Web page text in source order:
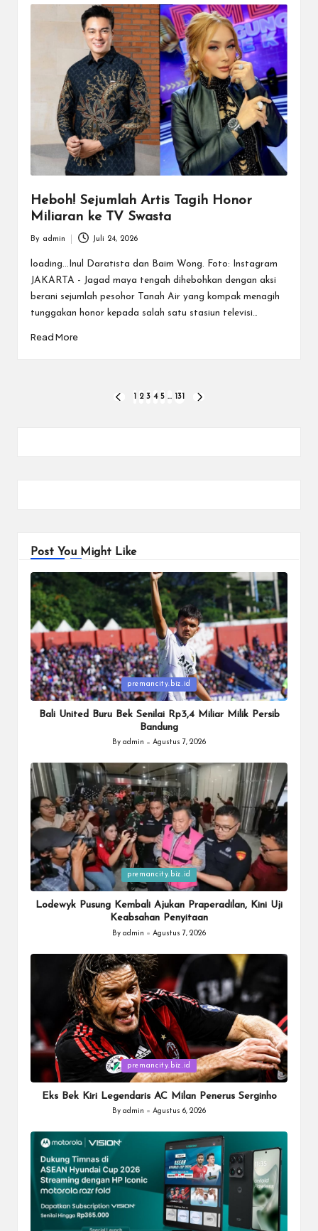
Heboh! Sejumlah Artis Tagih Honor
Miliaran ke TV Swasta
by
By admin Juli 24, 2026
loading...Inul Daratista dan Baim Wong. Foto: Instagram
JAKARTA - Jagad maya tengah dihebohkan dengan aksi
berani sejumlah pesohor Tanah Air yang kompak menagih
tunggakan honor kepada salah satu stasiun televisi…
Read More
PREVIOUS
2 3 4 5 … 131
Post You Might Like
Posted
in
premancity.biz.id
Bali United Buru Bek Senilai Rp3,4 Miliar Milik Persib
Bandung
Posted
By admin Agustus 7, 2026
Posted
in
premancity.biz.id
Lodewyk Pusung Kembali Ajukan Praperadilan, Kini Uji
Keabsahan Penyitaan
Posted
By admin Agustus 7, 2026
Posted
in
premancity.biz.id
Eks Bek Kiri Legendaris AC Milan Penerus Serginho
Posted
By admin Agustus 6, 2026